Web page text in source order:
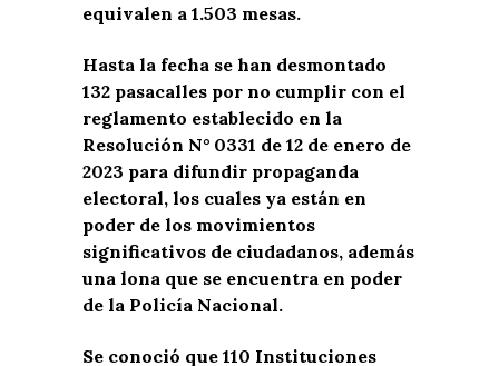
equivalen a 1.503 mesas.
Hasta la fecha se han desmontado
132 pasacalles por no cumplir con el
reglamento establecido en la
Resolución N° 0331 de 12 de enero de
2023 para difundir propaganda
electoral, los cuales ya están en
poder de los movimientos
significativos de ciudadanos, además
una lona que se encuentra en poder
de la Policía Nacional.
Se conoció que 110 Instituciones